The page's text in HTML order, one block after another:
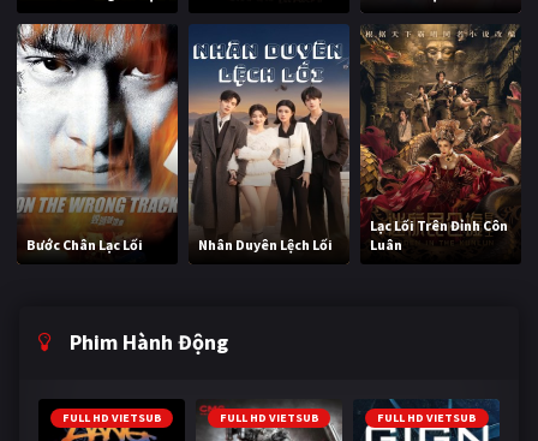
Bước Chân Lạc Lối Nhân Duyên Lệch Lối
Lạc Lối Trên Đỉnh Côn
Luân
Phim Hành Động
FULL HD VIETSUB FULL HD VIETSUB FULL HD VIETSUB